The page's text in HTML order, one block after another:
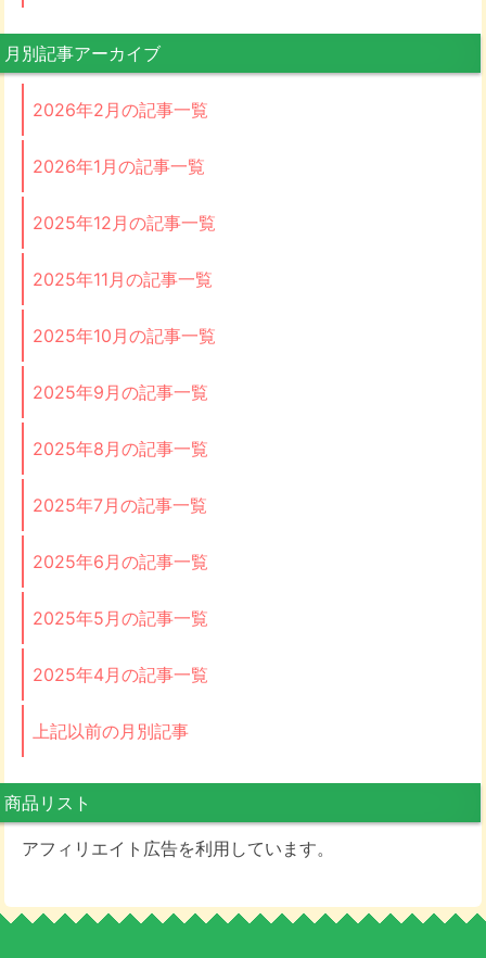
月別記事アーカイブ
2026年2月の記事一覧
2026年1月の記事一覧
2025年12月の記事一覧
2025年11月の記事一覧
2025年10月の記事一覧
2025年9月の記事一覧
2025年8月の記事一覧
2025年7月の記事一覧
2025年6月の記事一覧
2025年5月の記事一覧
2025年4月の記事一覧
上記以前の月別記事
商品リスト
アフィリエイト広告を利用しています。